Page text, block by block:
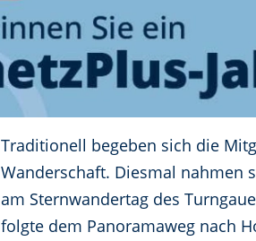
Traditionell begeben sich die
Wanderschaft. Diesmal nahmen
am Sternwandertag des
folgte dem Panoramaweg nach